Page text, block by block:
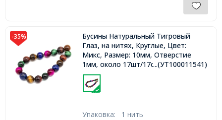
-35%
Бусины Натуральный Тигровый
Глаз, на нитях, Круглые, Цвет:
Микс, Размер: 10мм, Отверстие
1мм, около 17шт/17см /нить,
...(УТ100011541)
Упаковка: 1 нить